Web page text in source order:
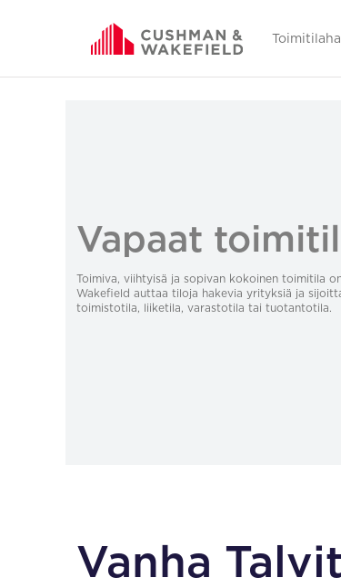
Vapaat
Toimiva, viihtyisä ja sopivan kokoinen toimitila
Wakefield auttaa tiloja hakevia yrityksiä ja
toimistotila, liiketila, varastotila tai tuotantotila.
Vanha